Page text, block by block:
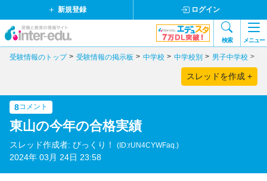
新規登録 ログイン
検索 メニュー
受験情報のトップ 受験情報の掲示板 中学校 中学校別 男子中学校
スレッドを作成 +
8コメント
東山の今年の合格実績
スレッド作成者: びっくり！ (ID:rUN4CYWFaq.)
2024年 03月 24日 23:58